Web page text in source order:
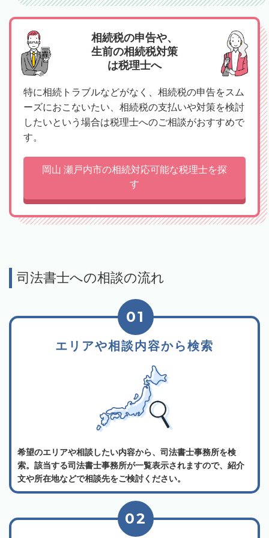
相続税の申告や、
生前の相続税対策
は税理士へ
特に相続トラブルなどがなく、相続税の申告をスム
ーズにおこないたい、相続税の支払いや対策を検討
したいという場合は税理士へのご相談がおすすめで
す。
岡山 瀬戸内市の相続対応可能な税理士を探
す
司法書士への相談の流れ
エリアや相談内容から検索
01
希望のエリアや相談したい内容から、司法書士事務所を検
索。該当する司法書士事務所が一覧表示されますので、紹介
文や所在地などで相談先をご検討ください。
02